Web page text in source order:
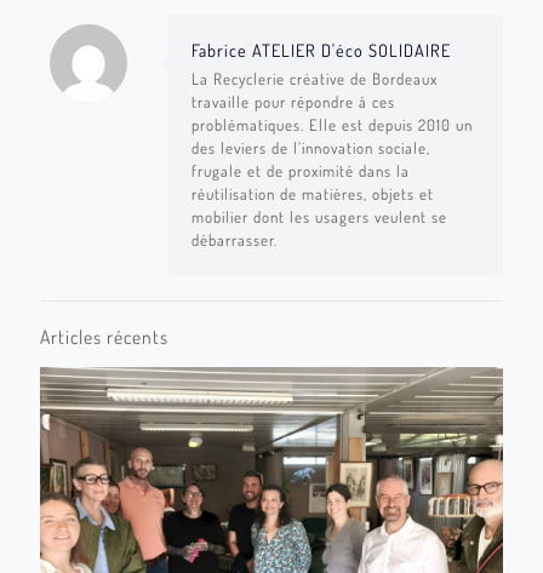
Fabrice ATELIER D'éco SOLIDAIRE
La Recyclerie créative de Bordeaux
travaille pour répondre à ces
problématiques. Elle est depuis 2010 un
des leviers de l’innovation sociale,
frugale et de proximité dans la
réutilisation de matières, objets et
mobilier dont les usagers veulent se
débarrasser.
Articles récents